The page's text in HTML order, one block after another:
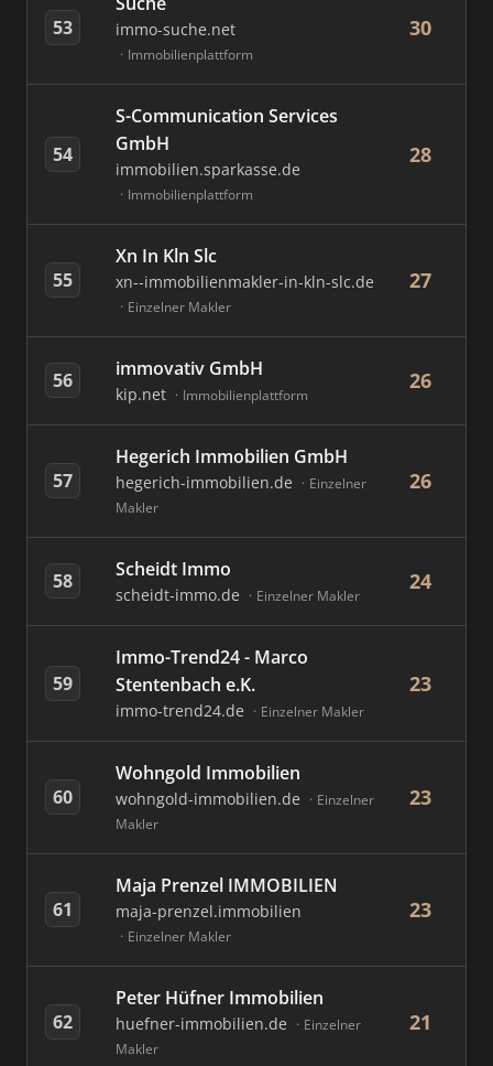
53 immo-suche.net
Immobilienplattform
30
54
S-Communication Services
GmbH
immobilien.sparkasse.de
Immobilienplattform
28
55
Xn In Kln Slc
xn--immobilienmakler-in-kln-slc.de
Einzelner Makler
27
56 immovativ GmbH
kip.net Immobilienplattform
26
57
Hegerich Immobilien GmbH
hegerich-immobilien.de
Einzelner
Makler
26
58 Scheidt Immo
scheidt-immo.de Einzelner Makler
24
59
Immo-Trend24 - Marco
Stentenbach e.K.
immo-trend24.de Einzelner Makler
23
60
Wohngold Immobilien
wohngold-immobilien.de
Einzelner
Makler
23
61
Maja Prenzel IMMOBILIEN
maja-prenzel.immobilien
Einzelner Makler
23
62
Peter Hüfner Immobilien
huefner-immobilien.de
Einzelner
Makler
21